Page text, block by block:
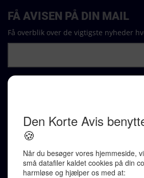
Karen Jespersen
Redaktionen kontaktes via mail til
redaktion@denkorteavis.dk
Telefonsvarer 20 30 10 96
Von Ostensgade 22, 2791 Dragør
FÅ AVISEN PÅ DIN MAIL
Få overblik over de vigtigste nyheder